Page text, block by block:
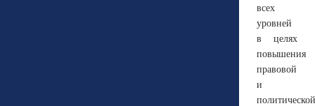
всех
уровней
в целях
повышения
правовой
и
политической